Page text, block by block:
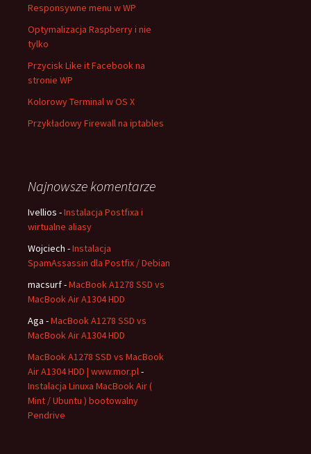
Responsywne menu w WP
Optymalizacja Raspberry i nie
tylko
Przycisk Like it Facebook na
stronie WP
Kolorowy Terminal w OS X
Przykładowy Firewall na iptables
Najnowsze komentarze
Ivellios -Instalacja Postfixa i
wirtualne aliasy
Wojciech -Instalacja
SpamAssassin dla Postfix / Debian
macsurf-MacBook A1278 SSD vs
MacBook Air A1304 HDD
Aga -MacBook A1278 SSD vs
MacBook Air A1304 HDD
MacBook A1278 SSD vs MacBook
Air A1304 HDD | www.mor.pl-
Instalacja Linuxa MacBook Air (
Mint / Ubuntu ) bootowalny
Pendrive